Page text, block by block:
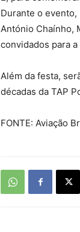
Durante o
António Chaínho,
convidados para
Além da festa,
décadas da TAP
FONTE: Aviação